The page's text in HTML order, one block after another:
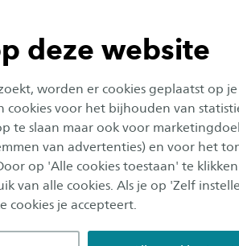
deze website
worden er cookies geplaatst op je
cookies voor het bijhouden van
te slaan maar ook voor
van advertenties) en voor het
op 'Alle cookies toestaan' te
van alle cookies. Als je op 'Zelf
cookies je accepteert.
is tijd
Meet &